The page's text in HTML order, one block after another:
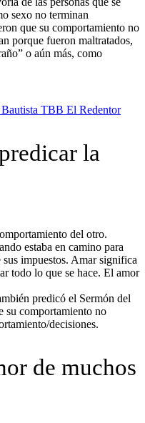
sexo no terminan
que su comportamiento no
porque fueron maltratados,
o aún más, como
la
del otro.
estaba en camino para
impuestos. Amar significa
todo lo que se hace. El amor
predicó el Sermón del
su comportamiento no
decisiones.
de muchos